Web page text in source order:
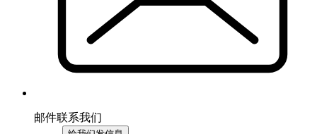
邮件联系我们